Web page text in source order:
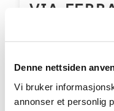
Denne nettsiden
Vi bruker
annonser et personlig
VIA
Nå kan du
Aldersgrense fra: